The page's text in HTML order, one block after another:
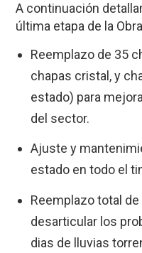
A continuación
última etapa de la
Reemplazo de 35
chapas cristal, y
estado) para
del sector.
Ajuste y
estado en todo el
Reemplazo total de
desarticular los
dias de lluvias